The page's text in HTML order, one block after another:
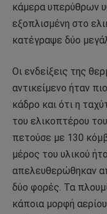
κάμερα υπερύθρων
εξοπλισμένη στο
κατέγραψε δύο
Οι ενδείξεις της
αντικείμενο ήταν
κάδρο και ότι η
του ελικοπτέρου
πετούσε με 130
μέρος του υλικού
απελευθερώθηκαν
δύο φορές. Τα
κάποια μορφή